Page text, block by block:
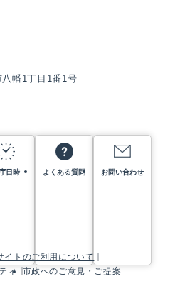
幡1丁目1番1号
日時 よくある質問 お問い合わせ
イトのご利用について
ィ
市政へのご意見・ご提案